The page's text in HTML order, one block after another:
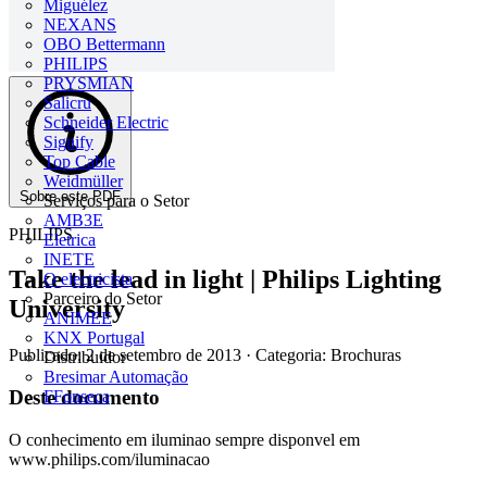
Miguélez
NEXANS
OBO Bettermann
PHILIPS
PRYSMIAN
Salicru
Schneider Electric
Signify
Top Cable
Weidmüller
Serviços para o Setor
AMB3E
Eletrica
INETE
O electricista
Parceiro do Setor
ANIMEE
KNX Portugal
Distribuidor
Bresimar Automação
FFonseca
Sobre este PDF
PHILIPS
Take the lead in light | Philips Lighting
University
Publicado: 2 de setembro de 2013 · Categoria: Brochuras
Deste documento
O conhecimento em iluminao sempre disponvel em
www.philips.com/iluminacao